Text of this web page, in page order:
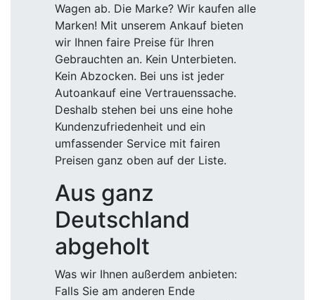
Wagen ab. Die Marke? Wir kaufen alle
Marken! Mit unserem Ankauf bieten
wir Ihnen faire Preise für Ihren
Gebrauchten an. Kein Unterbieten.
Kein Abzocken. Bei uns ist jeder
Autoankauf eine Vertrauenssache.
Deshalb stehen bei uns eine hohe
Kundenzufriedenheit und ein
umfassender Service mit fairen
Preisen ganz oben auf der Liste.
Aus ganz
Deutschland
abgeholt
Was wir Ihnen außerdem anbieten:
Falls Sie am anderen Ende